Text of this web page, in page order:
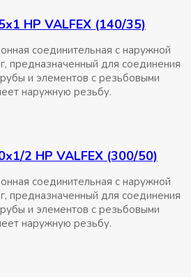
НР VALFEX (140/35)
соединительная c наружной
предназначенный для соединения
и элементов с резьбовыми
наружную резьбу.
2 НР VALFEX (300/50)
соединительная c наружной
предназначенный для соединения
и элементов с резьбовыми
наружную резьбу.